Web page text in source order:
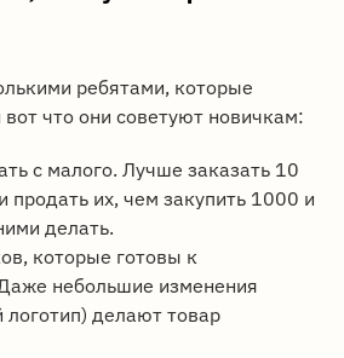
ребятами, которые
что они советуют новичкам:
с малого. Лучше заказать 10
продать их, чем закупить 1000 и
делать.
которые готовы к
небольшие изменения
логотип) делают товар